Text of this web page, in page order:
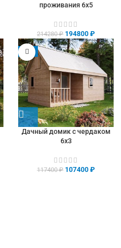
проживания 6х5
214280₽ 194800₽
-9%
Дачный домик с чердаком
6х3
117400₽ 107400₽